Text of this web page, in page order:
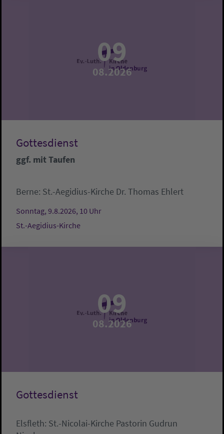
09
08.2026
Gottesdienst
ggf. mit Taufen
Berne: St.-Aegidius-Kirche Dr. Thomas Ehlert
Sonntag, 9.8.2026, 10 Uhr
St.-Aegidius-Kirche
09
08.2026
Gottesdienst
Elsfleth: St.-Nicolai-Kirche Pastorin Gudrun